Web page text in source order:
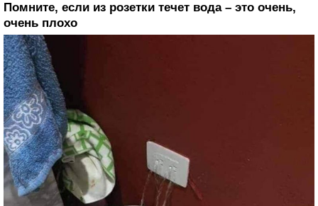
Помните, если из розетки течет вода – это очень,
очень плохо